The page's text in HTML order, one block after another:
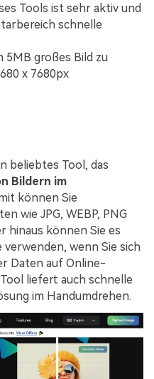
Tools ist sehr aktiv und
schnelle
5MB großes Bild zu
x 7680px
beliebtes Tool, das
Bildern im
können Sie
wie JPG, WEBP, PNG
hinaus können Sie es
wenn Sie sich
Daten auf Online-
liefert auch schnelle
im Handumdrehen.